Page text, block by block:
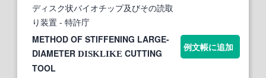
ディスク状バイオチップ及びその読取
り装置 - 特許庁
METHOD OF STIFFENING LARGE-
DIAMETER DISKLIKE CUTTING
TOOL
例文帳に追加